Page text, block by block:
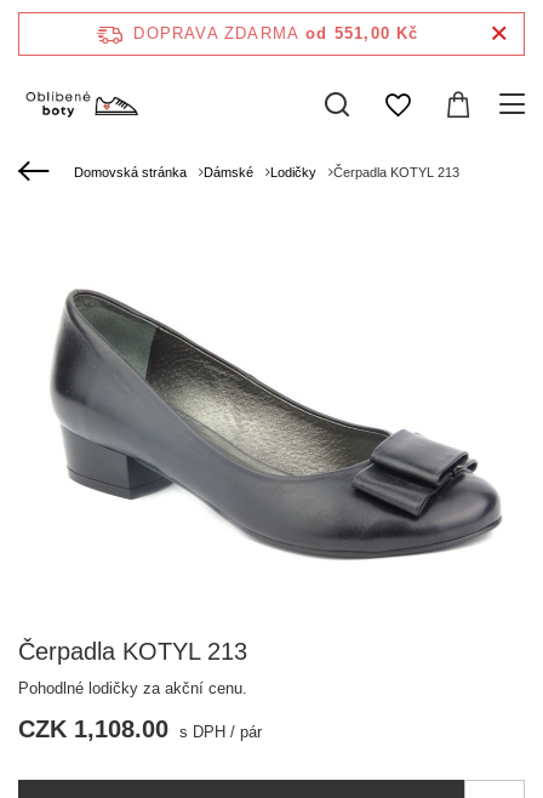
DOPRAVA ZDARMA od 551,00 Kč
Domovská stránka Dámské Lodičky Čerpadla KOTYL 213
Čerpadla KOTYL 213
Pohodlné lodičky za akční cenu.
CZK 1,108.00 s DPH / pár